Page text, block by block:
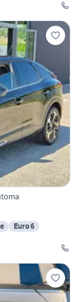
Euro 6